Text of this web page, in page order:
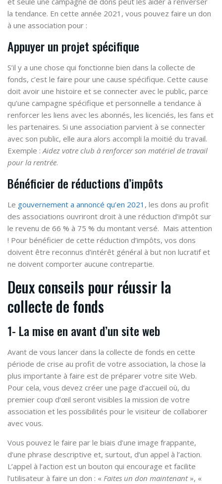
la tendance. En cette année 2021, vous pouvez faire un don
à une association pour :
Appuyer un projet spécifique
S’il y a une chose qui fonctionne bien dans la collecte de
fonds, c’est le faire pour une cause spécifique. Cette cause
doit avoir une histoire et se connecter avec le public, parce
qu’une campagne spécifique et personnelle a tendance à
renforcer les liens avec les abonnés, les licenciés, les fans et
les partenaires. Si une association parvient à se connecter
avec son public, elle aura alors accompli la moitié du travail.
Exemple : Aidez votre club à renforcer son matériel de travail
pour la rentrée.
Bénéficier de réductions d’impôts
Le gouvernement a annoncé qu’en 2021 , les dons au profit
des associations ouvriront droit à une réduction d’impôt sur
le revenu de 66 % à 75 % du montant versé. Mais attention
! Pour bénéficier de cette réduction d’impôts, vos dons
doivent être reconnus d’intérêt général à but non lucratif et
ne doivent comporter aucune contrepartie.
Deux conseils pour réussir la
collecte de fonds
1- La mise en avant d’un site web
Avant de vous lancer dans la collecte de fonds en cette
période de crise au profit de votre association, la chose la
plus importante à faire est de préparer votre site Web.
Pour cela, vous devez créer une page d’accueil où, du
premier coup d’œil seront visibles la mission de votre
association et les possibilités pour le visiteur de collaborer
avec vous.
Vous pouvez le faire par le biais d’une image frappante,
d’une phrase descriptive et, surtout, d’un appel à l’action.
L’appel à l’action est un bouton qui encourage et facilite
l’utilisateur à faire un don : « Faites un don maintenant», «